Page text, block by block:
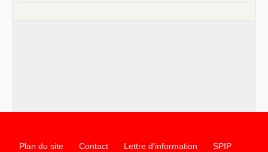
Plan du site Contact Lettre d'information SPIP